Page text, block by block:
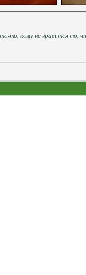
то, кому не нравится то,